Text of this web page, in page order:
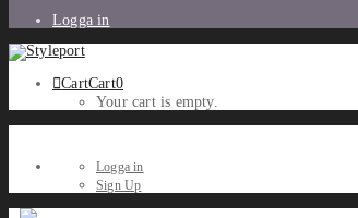
Logga in
CartCart0
Your cart is empty.
Logga in
Sign Up